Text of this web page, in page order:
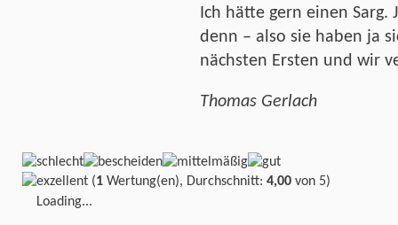
Ich hätte gern einen Sarg.
denn – also sie haben ja
nächsten Ersten und wir
Thomas Gerlach
(1 Wertung(en), Durchschnitt: 4,00 von 5)
Loading...